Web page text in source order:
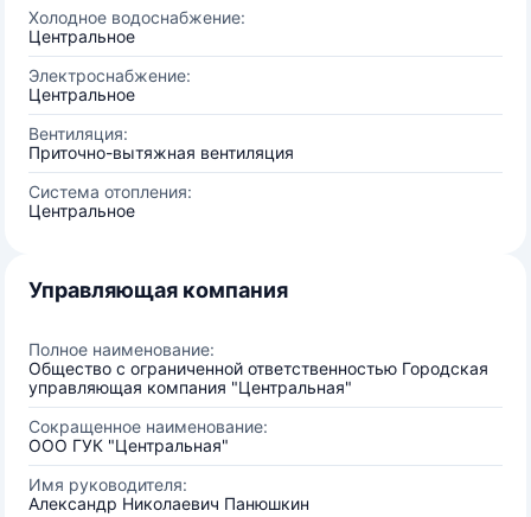
Холодное водоснабжение:
Центральное
Электроснабжение:
Центральное
Вентиляция:
Приточно-вытяжная вентиляция
Система отопления:
Центральное
Управляющая компания
Полное наименование:
Общество с ограниченной ответственностью Городская
управляющая компания "Центральная"
Сокращенное наименование:
ООО ГУК "Центральная"
Имя руководителя:
Александр Николаевич Панюшкин